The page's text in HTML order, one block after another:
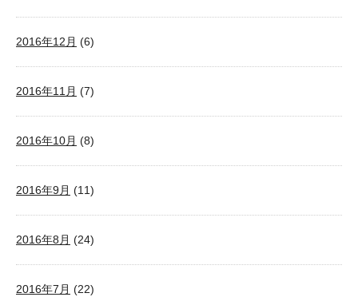
2016年12月 (6)
2016年11月 (7)
2016年10月 (8)
2016年9月 (11)
2016年8月 (24)
2016年7月 (22)